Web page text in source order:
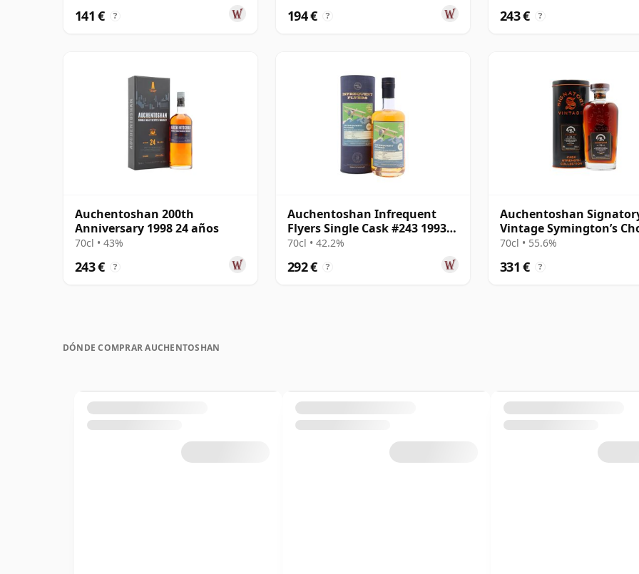
141 € ? 194 € ? 243 € ?
Auchentoshan 200th
Anniversary 1998 24 años
70cl • 43%
243 € ?
Auchentoshan Infrequent
Flyers Single Cask #243 1993
26 años
70cl • 42.2%
292 € ?
Auchentoshan
Vintage Symington’s
Single Cask 1999 24 años
70cl • 55.6%
331 € ?
DÓNDE COMPRAR AUCHENTOSHAN